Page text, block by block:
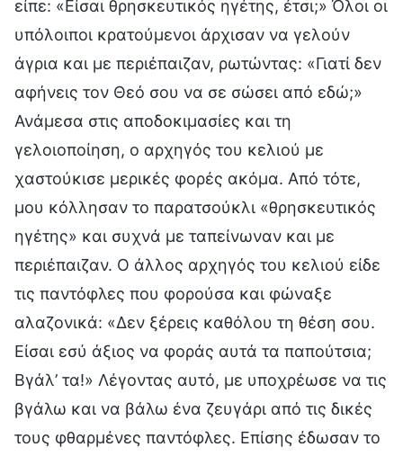
είπε: «Είσαι θρησκευτικός ηγέτης, έτσι;» Όλοι οι
υπόλοιποι κρατούμενοι άρχισαν να γελούν
άγρια και με περιέπαιζαν, ρωτώντας: «Γιατί δεν
αφήνεις τον Θεό σου να σε σώσει από εδώ;»
Ανάμεσα στις αποδοκιμασίες και τη
γελοιοποίηση, ο αρχηγός του κελιού με
χαστούκισε μερικές φορές ακόμα. Από τότε,
μου κόλλησαν το παρατσούκλι «θρησκευτικός
ηγέτης» και συχνά με ταπείνωναν και με
περιέπαιζαν. Ο άλλος αρχηγός του κελιού είδε
τις παντόφλες που φορούσα και φώναξε
αλαζονικά: «Δεν ξέρεις καθόλου τη θέση σου.
Είσαι εσύ άξιος να φοράς αυτά τα παπούτσια;
Βγάλ’ τα!» Λέγοντας αυτό, με υποχρέωσε να τις
βγάλω και να βάλω ένα ζευγάρι από τις δικές
τους φθαρμένες παντόφλες. Επίσης έδωσαν το